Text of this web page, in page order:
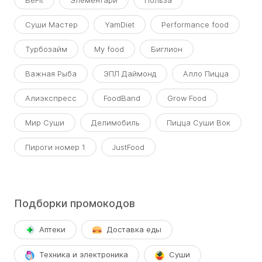
Суши Мастер YamDiet Performance food
Турбозайм My food Биглион
Важная Рыба ЭПЛ Даймонд Алло Пицца
Алиэкспресс FoodBand Grow Food
Мир Суши Делимобиль Пицца Суши Вок
Пироги номер 1 JustFood
Подборки промокодов
Аптеки Доставка еды
Техника и электроника Суши